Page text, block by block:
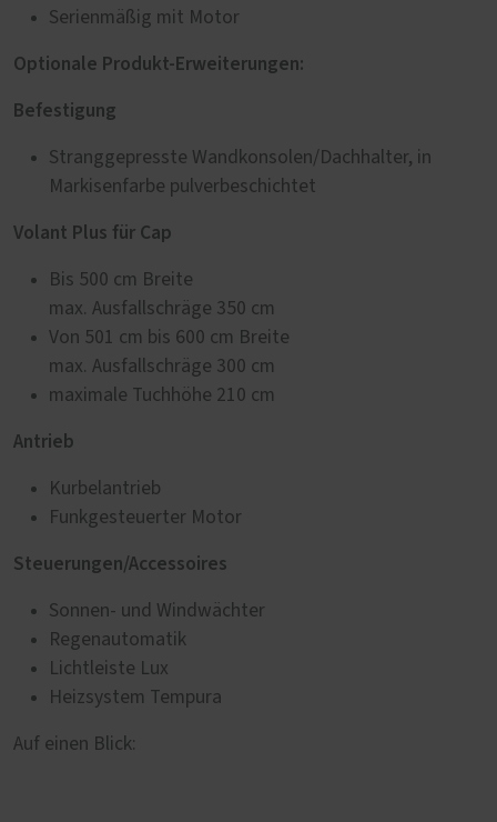
Serienmäßig mit Motor
Optionale Produkt-Erweiterungen:
Befestigung
Stranggepresste Wandkonsolen/Dachhalter, in
Markisenfarbe pulverbeschichtet
Volant Plus für Cap
Bis 500 cm Breite
max. Ausfallschräge 350 cm
Von 501 cm bis 600 cm Breite
max. Ausfallschräge 300 cm
maximale Tuchhöhe 210 cm
Antrieb
Kurbelantrieb
Funkgesteuerter Motor
Steuerungen/Accessoires
Sonnen- und Windwächter
Regenautomatik
Lichtleiste Lux
Heizsystem Tempura
Auf einen Blick: